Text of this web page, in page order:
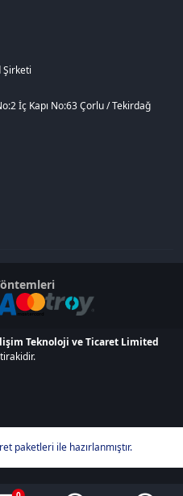
Şirketi
İç Kapı No:63 Çorlu / Tekirdağ
Teknoloji ve Ticaret Limited
paketleri ile hazırlanmıştır.